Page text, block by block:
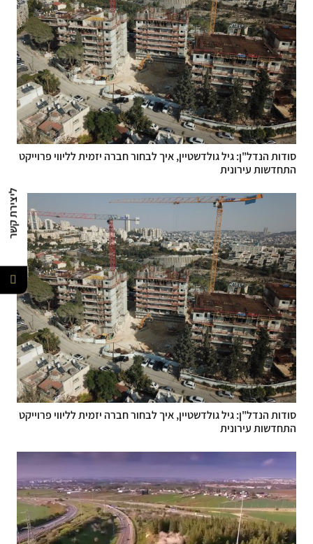
ליצירת קשר
סודות הנדל"ן: גיל גולדשטיין, איך לבחור חברה יזמית לליווי פרוייקט
התחדשות עירונית
סודות הנדל"ן: גיל גולדשטיין, איך לבחור חברה יזמית לליווי פרוייקט
התחדשות עירונית